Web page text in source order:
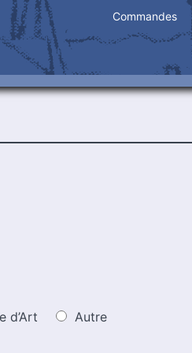
Commandes
d’Art Autre